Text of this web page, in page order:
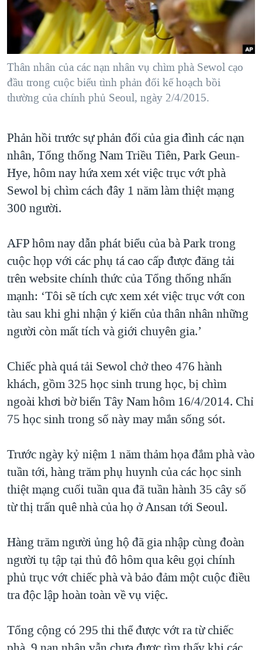
"Tìm"NGƯỜI VIỆT HẢI NGOẠI
ĐỜI SỐNG
KINH TẾ
SỨC KHOẺ
THỂ THAO
GIÁO DỤC
TẠI
HÀNH TRÌNH BẦU CỬ 2024
MỘT NĂM CHIẾN TRANH TẠI DẢI GAZA
GIẢI MÃ VÀNH ĐAI & CON ĐƯỜNG
NGÀY TỊ NẠN THẾ GIỚI
CHI PHÍ CHIẾN TRANH AFGHANISTAN
CÁC GIÁ TRỊ CỘNG HÒA Ở VIỆT NAM
THƯỢNG ĐỈNH TRUMP-KIM TẠI VIỆT NAM
TRỊNH VĨNH BÌNH VS. CHÍNH PHỦ VIỆT NAM
BÊN KIA QUỐC LỘ: TIẾNG VỌNG TỪ NÔNG THÔN MỸ
QUAN HỆ VIỆT MỸ
VIDEO
NGHE
MẠNG XÃ HỘI
Thân nhân của các nạn nhân vụ chìm phà Sewol cạo
đầu trong cuộc biểu tình phản đối kế hoạch bồi
thường của chính phủ Seoul, ngày 2/4/2015.
Phản hồi trước sự phản đối của gia đình các nạn
nhân, Tổng thống Nam Triều Tiên, Park Geun-
Hye, hôm nay hứa xem xét việc trục vớt phà
Sewol bị chìm cách đây 1 năm làm thiệt mạng
300 người.
AFP hôm nay dẫn phát biểu của bà Park trong
cuộc họp với các phụ tá cao cấp được đăng tải
trên website chính thức của Tổng thống nhấn
mạnh: ‘Tôi sẽ tích cực xem xét việc trục vớt con
tàu sau khi ghi nhận ý kiến của thân nhân những
người còn mất tích và giới chuyên gia.’
Chiếc phà quá tải Sewol chở theo 476 hành
khách, gồm 325 học sinh trung học, bị chìm
ngoài khơi bờ biển Tây Nam hôm 16/4/2014. Chỉ
75 học sinh trong số này may mắn sống sót.
Trước ngày kỷ niệm 1 năm thảm họa đắm phà vào
tuần tới, hàng trăm phụ huynh của các học sinh
thiệt mạng cuối tuần qua đã tuần hành 35 cây số
từ thị trấn quê nhà của họ ở Ansan tới Seoul.
Hàng trăm người ủng hộ đã gia nhập cùng đoàn
người tụ tập tại thủ đô hôm qua kêu gọi chính
phủ trục vớt chiếc phà và bảo đảm một cuộc điều
tra độc lập hoàn toàn về vụ việc.
Tổng cộng có 295 thi thể được vớt ra từ chiếc